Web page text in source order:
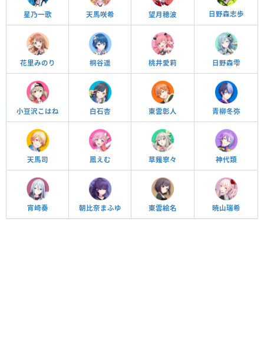
星乃一歌 天馬咲希 望月穂波 日野森志歩
花里みのり 桐谷遥 桃井愛莉 日野森雫
小豆沢こはね 白石杏 東雲彰人 青柳冬弥
天馬司 鳳えむ 草薙寧々 神代類
宵崎奏 朝比奈まふゆ 東雲絵名 暁山瑞希